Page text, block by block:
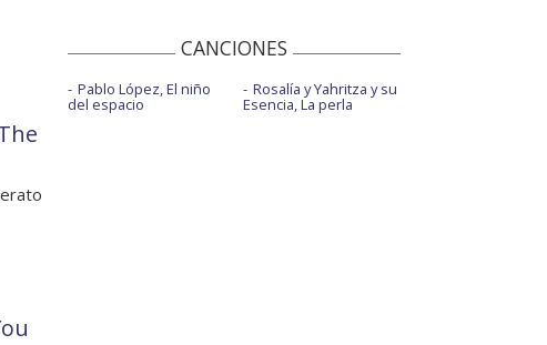
CANCIONES
Pablo López, El niño
del espacio
Rosalía y Yahritza y su
Esencia, La perla